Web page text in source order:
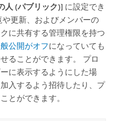
人 (パブリック)] に設定でき
更新、およびメンバーの
に共有する管理権限を持つ
公開がオフになっていても
ることができます。 プロ
に表示するようにした場
入するよう招待したり、プ
とができます。